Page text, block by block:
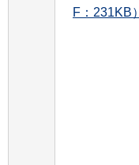
F：231KB）